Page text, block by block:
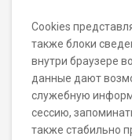
Cookies
также блоки
внутри браузере
данные дают
служебную
сессию,
также стабильно